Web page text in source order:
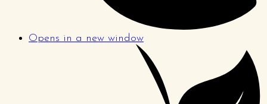
Opens in a new window